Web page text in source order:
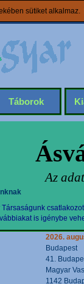
sütiket
Táborok
Az
is igénybe
2026.
Budapest
41.
Magyar
1142